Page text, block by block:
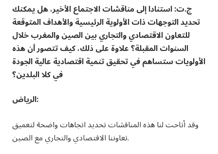
ج.ت: استنادا إلى مناقشات الاجتماع الأخير، هل يمكنك
تحديد التوجهات ذات الأولوية الرئيسية والأهداف المتوقعة
للتعاون الاقتصادي والتجاري بين الصين والمغرب خلال
السنوات المقبلة؟ علاوة على ذلك، كيف تتصور أن هذه
الأولويات ستساهم في تحقيق تنمية اقتصادية عالية الجودة
في كلا البلدين؟
الرياض:
وقد أتاحت لنا هذه المناقشات تحديد اتجاهات واضحة لتعميق
تعاوننا الاقتصادي والتجاري مع الصين.